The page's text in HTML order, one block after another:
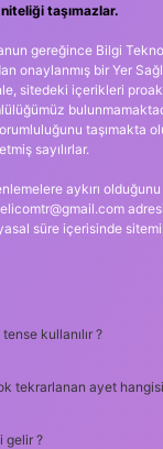
taşımazlar.
gereğince Bilgi
onaylanmış bir Yer
sitedeki içerikleri
taşımakta
sayılırlar.
aykırı
süre içerisinde
kullanılır ?
tekrarlanan ayet
gelir ?